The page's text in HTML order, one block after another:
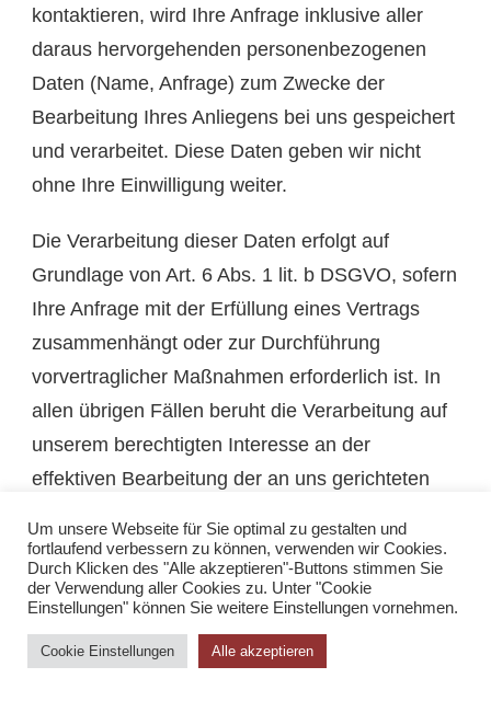
kontaktieren, wird Ihre Anfrage inklusive aller
daraus hervorgehenden personenbezogenen
Daten (Name, Anfrage) zum Zwecke der
Bearbeitung Ihres Anliegens bei uns gespeichert
und verarbeitet. Diese Daten geben wir nicht
ohne Ihre Einwilligung weiter.
Die Verarbeitung dieser Daten erfolgt auf
Grundlage von Art. 6 Abs. 1 lit. b DSGVO, sofern
Ihre Anfrage mit der Erfüllung eines Vertrags
zusammenhängt oder zur Durchführung
vorvertraglicher Maßnahmen erforderlich ist. In
allen übrigen Fällen beruht die Verarbeitung auf
unserem berechtigten Interesse an der
effektiven Bearbeitung der an uns gerichteten
Ihrer Einwilligung (Art. 6 Abs. 1 lit. a DSGVO)
sofern diese abgefragt wurde; die Einwilligung ist
jederzeit widerrufbar.
Die von Ihnen an uns per Kontaktanfragen
Um unsere Webseite für Sie optimal zu gestalten und
fortlaufend verbessern zu können, verwenden wir Cookies.
Durch Klicken des "Alle akzeptieren"-Buttons stimmen Sie
der Verwendung aller Cookies zu. Unter "Cookie
Einstellungen" können Sie weitere Einstellungen vornehmen.
Cookie Einstellungen Alle akzeptieren